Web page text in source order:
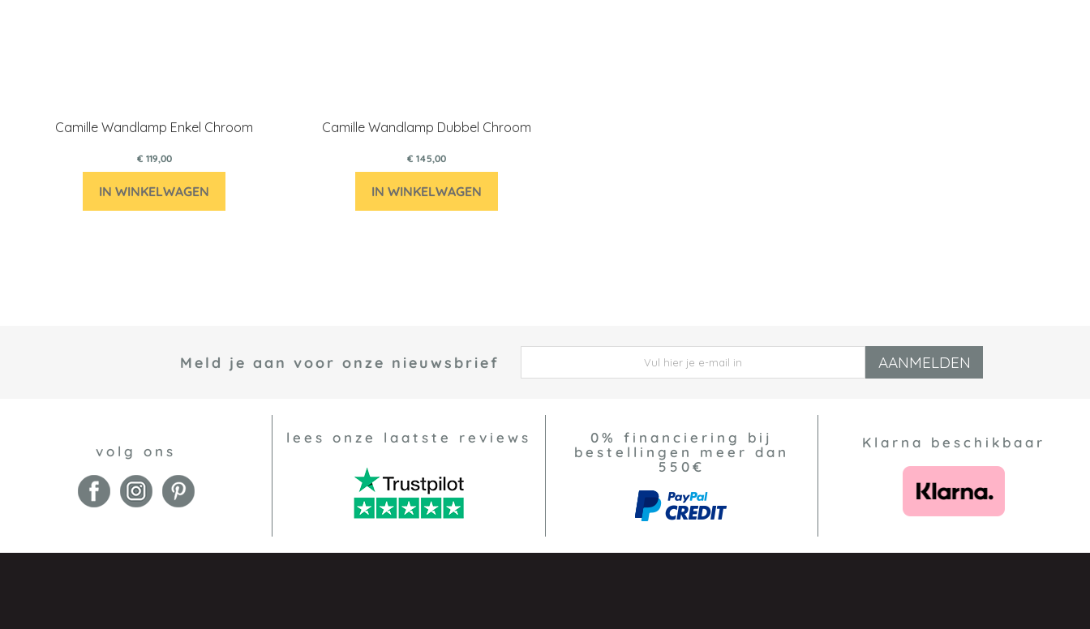
Camille Wandlamp Enkel Chroom
€ 119,00
IN WINKELWAGEN
Camille Wandlamp Dubbel Chroom
€ 145,00
IN WINKELWAGEN
Meld je aan voor onze nieuwsbrief AANMELDEN
volg ons
lees onze laatste reviews
0% financiering bij
bestellingen meer dan
550€
Klarna beschikbaar